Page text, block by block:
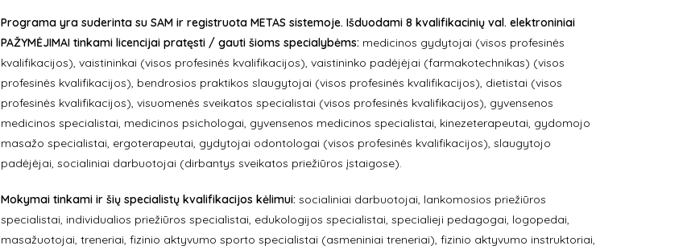
Programa yra suderinta su SAM ir registruota METAS sistemoje. Išduodami 8 kvalifikacinių val. elektroniniai
PAŽYMĖJIMAI tinkami licencijai pratęsti / gauti šioms specialybėms: medicinos gydytojai (visos profesinės
kvalifikacijos), vaistininkai (visos profesinės kvalifikacijos), vaistininko padėjėjai (farmakotechnikas) (visos
profesinės kvalifikacijos), bendrosios praktikos slaugytojai (visos profesinės kvalifikacijos), dietistai (visos
profesinės kvalifikacijos), visuomenės sveikatos specialistai (visos profesinės kvalifikacijos), gyvensenos
medicinos specialistai, medicinos psichologai, gyvensenos medicinos specialistai, kinezeterapeutai, gydomojo
masažo specialistai, ergoterapeutai, gydytojai odontologai (visos profesinės kvalifikacijos), slaugytojo
padėjėjai, socialiniai darbuotojai (dirbantys sveikatos priežiūros įstaigose).
Mokymai tinkami ir šių specialistų kvalifikacijos kėlimui: socialiniai darbuotojai, lankomosios priežiūros
specialistai, individualios priežiūros specialistai, edukologijos specialistai, specialieji pedagogai, logopedai,
masažuotojai, treneriai, fizinio aktyvumo sporto specialistai (asmeniniai treneriai), fizinio aktyvumo instruktoriai,